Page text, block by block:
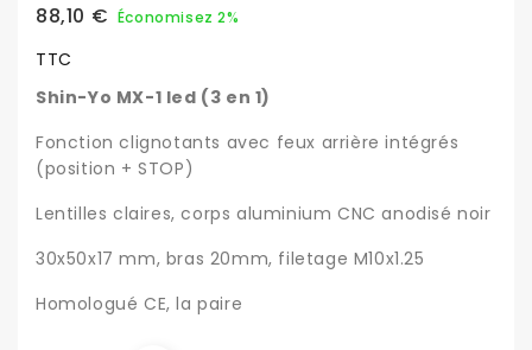
88,10 € Économisez 2%
TTC
Shin-Yo MX-1 led (3 en 1)
Fonction clignotants avec feux arrière intégrés
(position + STOP)
Lentilles claires, corps aluminium CNC anodisé noir
30x50x17 mm, bras 20mm, filetage M10x1.25
Homologué CE, la paire